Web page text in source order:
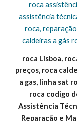
roca
assistência
roca,
caldeiras a gás
roca Lisboa,
preços, roca
a gas, linha sat
roca codigo
Assistência
Reparação e